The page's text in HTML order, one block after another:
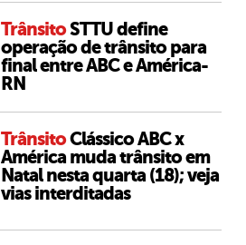
TrânsitoSTTU define
operação de trânsito para
final entre ABC e América-
RN
TrânsitoClássico ABC x
América muda trânsito em
Natal nesta quarta (18); veja
vias interditadas